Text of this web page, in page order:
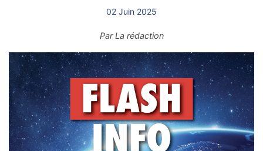
02 Juin 2025
ParLa rédaction